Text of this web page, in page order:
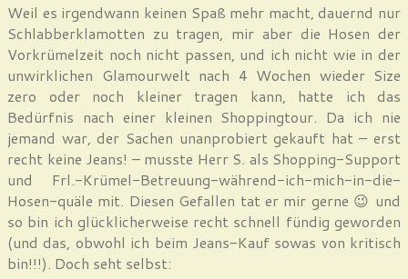
Weil es irgendwann keinen Spaß mehr macht, dauernd nur
Schlabberklamotten zu tragen, mir aber die Hosen der
Vorkrümelzeit noch nicht passen, und ich nicht wie in der
unwirklichen Glamourwelt nach 4 Wochen wieder Size
zero oder noch kleiner tragen kann, hatte ich das
Bedürfnis nach einer kleinen Shoppingtour. Da ich nie
jemand war, der Sachen unanprobiert gekauft hat – erst
recht keine Jeans! – musste Herr S. als Shopping-Support
und Frl.-Krümel-Betreuung-während-ich-mich-in-die-
Hosen-quäle mit. Diesen Gefallen tat er mir gerne 😉 und
so bin ich glücklicherweise recht schnell fündig geworden
(und das, obwohl ich beim Jeans-Kauf sowas von kritisch
bin!!!). Doch seht selbst: